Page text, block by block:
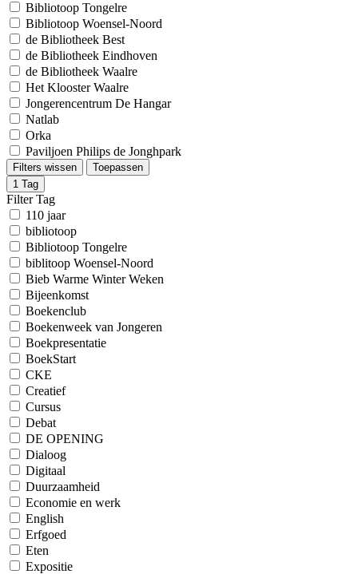
Bibliotoop Tongelre
Bibliotoop Woensel-Noord
de Bibliotheek Best
de Bibliotheek Eindhoven
de Bibliotheek Waalre
Het Klooster Waalre
Jongerencentrum De Hangar
Natlab
Orka
Paviljoen Philips de Jonghpark
Filters wissen
Toepassen
1 Tag
Filter Tag
110 jaar
bibliotoop
Bibliotoop Tongelre
biblitoop Woensel-Noord
Bieb Warme Winter Weken
Bijeenkomst
Boekenclub
Boekenweek van Jongeren
Boekpresentatie
BoekStart
CKE
Creatief
Cursus
Debat
DE OPENING
Dialoog
Digitaal
Duurzaamheid
Economie en werk
English
Erfgoed
Eten
Expositie